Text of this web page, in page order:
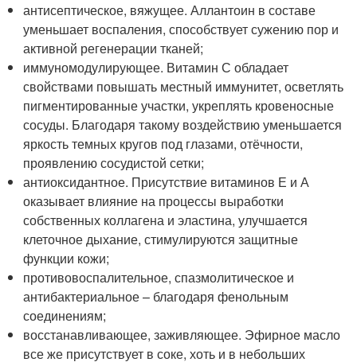
антисептическое, вяжущее. Аллантоин в составе
уменьшает воспаления, способствует сужению пор и
активной регенерации тканей;
иммуномодулирующее. Витамин С обладает
свойствами повышать местный иммунитет, осветлять
пигментированные участки, укреплять кровеносные
сосуды. Благодаря такому воздействию уменьшается
яркость темных кругов под глазами, отёчности,
проявлению сосудистой сетки;
антиоксидантное. Присутствие витаминов Е и А
оказывает влияние на процессы выработки
собственных коллагена и эластина, улучшается
клеточное дыхание, стимулируются защитные
функции кожи;
противовоспалительное, спазмолитическое и
антибактериальное – благодаря фенольным
соединениям;
восстанавливающее, заживляющее. Эфирное масло
все же присутствует в соке, хоть и в небольших